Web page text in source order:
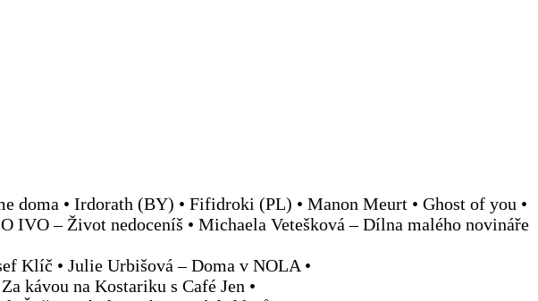
doma • Irdorath (BY) • Fifidroki (PL) • Manon Meurt • Ghost of you •
IVO – Život nedoceníš • Michaela Vetešková – Dílna malého novináře
Klíč • Julie Urbišová – Doma v NOLA •
kávou na Kostariku s Café Jen •